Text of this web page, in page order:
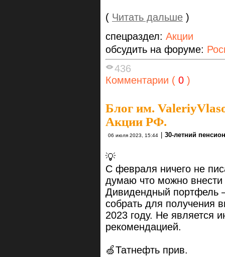
( Читать дальше )
спецраздел: Акции
обсудить на форуме:
436
Комментарии ( 0 )
Блог им.
Акции РФ.
06 июля 2023, 15:44 30-летний
💡
С февраля ничего не
думаю что можно внести
Дивидендный портфель
собрать для получения
2023 году. Не является
рекомендацией.
🍏Татнефть прив.